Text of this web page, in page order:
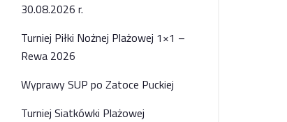
30.08.2026 r.
Turniej Piłki Nożnej Plażowej 1×1 –
Rewa 2026
Wyprawy SUP po Zatoce Puckiej
Turniej Siatkówki Plażowej